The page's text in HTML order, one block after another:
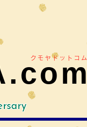
クモヤドットコム